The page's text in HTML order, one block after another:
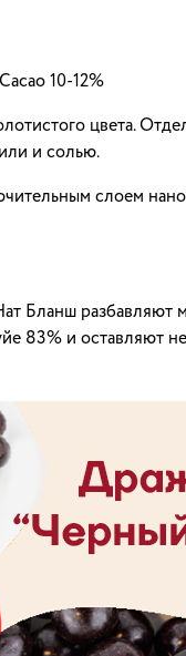
10-12%
цвета.
и солью.
слоем
Бланш разбавляют
83% и оставляют